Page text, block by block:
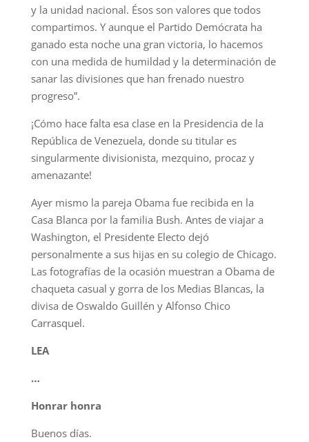
y la unidad nacional. Ésos son valores que todos
compartimos. Y aunque el Partido Demócrata ha
ganado esta noche una gran victoria, lo hacemos
con una medida de humildad y la determinación de
sanar las divisiones que han frenado nuestro
progreso”.
¡Cómo hace falta esa clase en la Presidencia de la
República de Venezuela, donde su titular es
singularmente divisionista, mezquino, procaz y
amenazante!
Ayer mismo la pareja Obama fue recibida en la
Casa Blanca por la familia Bush. Antes de viajar a
Washington, el Presidente Electo dejó
personalmente a sus hijas en su colegio de Chicago.
Las fotografías de la ocasión muestran a Obama de
chaqueta casual y gorra de los Medias Blancas, la
divisa de Oswaldo Guillén y Alfonso Chico
Carrasquel.
LEA
…
Honrar honra
Buenos días.